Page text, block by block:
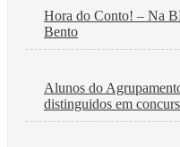
Hora do Conto! – Na
Bento
Alunos do
distinguidos em